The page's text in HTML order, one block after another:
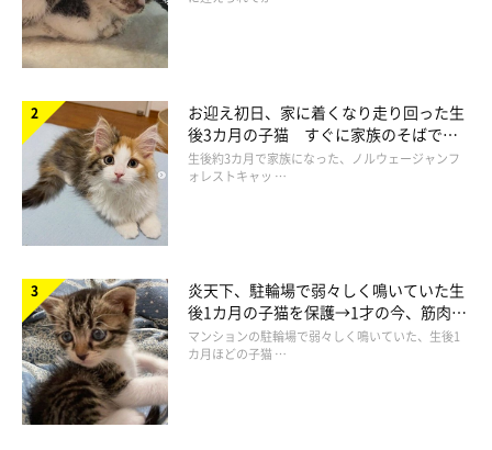
Catton
Catton担当者：
お迎え初日、家に着くなり走り回った生
後3カ月の子猫 すぐに家族のそばで落
ち着く姿に「迎えてよかった」
生後約3カ月で家族になった、ノルウェージャンフ
ォレストキャッ …
炎天下、駐輪場で弱々しく鳴いていた生
後1カ月の子猫を保護→1才の今、筋肉質
でツンデレなコに成長
マンションの駐輪場で弱々しく鳴いていた、生後1
カ月ほどの子猫 …